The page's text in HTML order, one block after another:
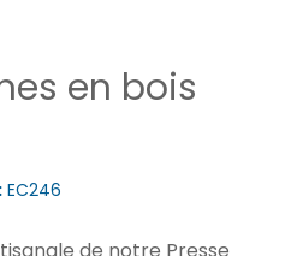
en bois
EC246